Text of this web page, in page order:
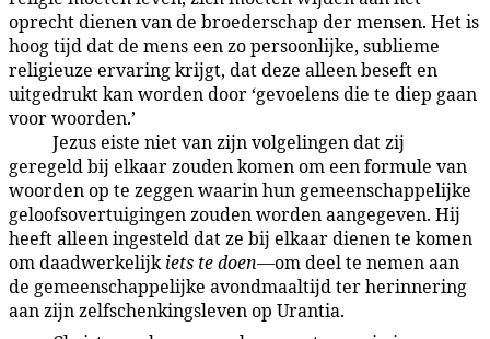
oprecht dienen van de broederschap der mensen. Het is
hoog tijd dat de mens een zo persoonlijke, sublieme
religieuze ervaring krijgt, dat deze alleen beseft en
uitgedrukt kan worden door ‘gevoelens die te diep gaan
voor woorden.’
Jezus eiste niet van zijn volgelingen dat zij
geregeld bij elkaar zouden komen om een formule van
woorden op te zeggen waarin hun gemeenschappelijke
geloofsovertuigingen zouden worden aangegeven. Hij
heeft alleen ingesteld dat ze bij elkaar dienen te komen
om daadwerkelijkiets te doen—om deel te nemen aan
de gemeenschappelijke avondmaaltijd ter herinnering
aan zijn zelfschenkingsleven op Urantia.